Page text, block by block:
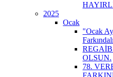
2025
Ocak
"Ocak
OLSUN.
78.